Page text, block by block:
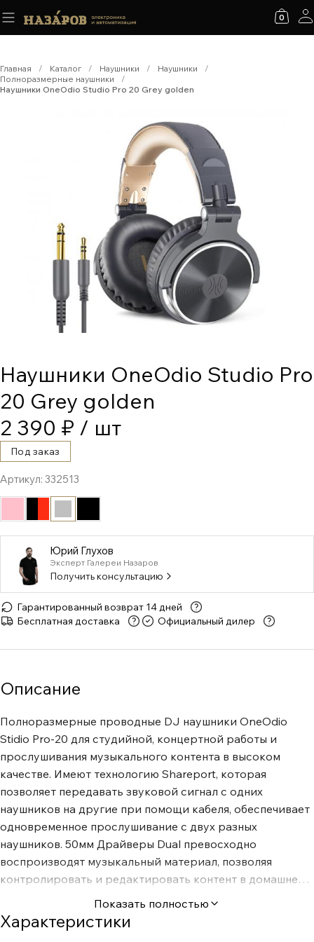
0
Главная / Каталог / Наушники / Наушники
/
Полноразмерные наушники
/
Наушники OneOdio Studio Pro 20 Grey golden
Наушники OneOdio Studio Pro
20 Grey golden
2 390 ₽ / шт
Под заказ
Артикул: 332513
Юрий Глухов
Эксперт Галереи Назаров
Получить консультацию
Гарантированный возврат 14 дней
Бесплатная доставка
Официальный дилер
Описание
Полноразмерные проводные DJ наушники OneOdio
Stidio Pro-20 для студийной, концертной работы и
прослушивания музыкального контента в высоком
качестве. Имеют технологию Shareport, которая
позволяет передавать звуковой сигнал с одних
наушников на другие при помощи кабеля, обеспечивает
одновременное прослушивание с двух разных
наушников. 50мм Драйверы Dual превосходно
воспроизводят музыкальный материал, позволяя
контролировать и редактировать контент в домашней
студии. А воспроизведение сразу с двух источников
оценят не только диджеи, но и музыканты,
репетирующие под "минус". Особенности: Широкий
Показать полностью
Характеристики